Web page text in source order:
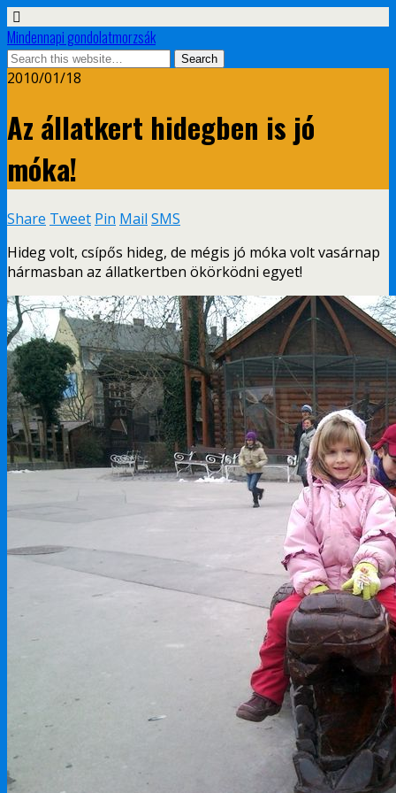
Mindennapi gondolatmorzsák
2010/01/18
Az állatkert hidegben is jó
móka!
Share Tweet Pin Mail SMS
Hideg volt, csípős hideg, de mégis jó móka volt vasárnap
hármasban az állatkertben ökörködni egyet!